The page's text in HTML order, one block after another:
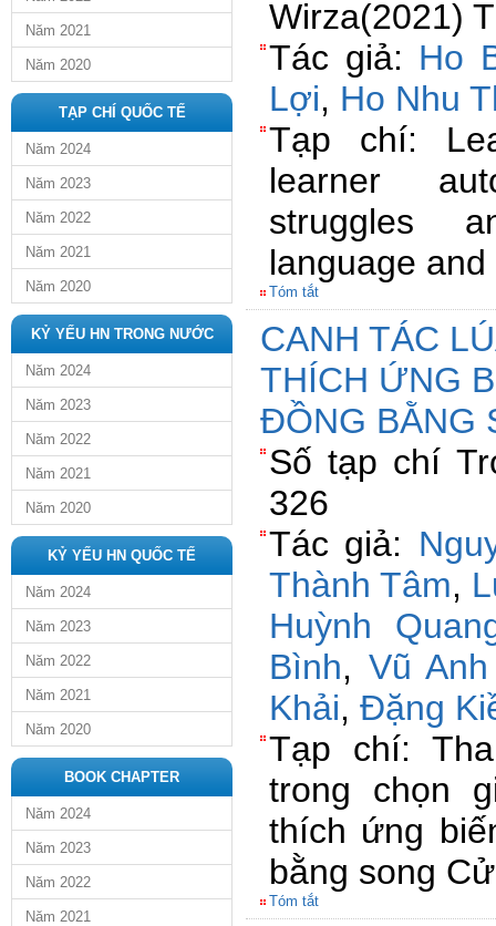
Năm 2021
Năm 2020
TẠP CHÍ QUỐC TẾ
Năm 2024
Năm 2023
Năm 2022
Năm 2021
Năm 2020
KỶ YẾU HN TRONG NƯỚC
Năm 2024
Năm 2023
Năm 2022
Năm 2021
Năm 2020
KỶ YẾU HN QUỐC TẾ
Năm 2024
Năm 2023
Năm 2022
Năm 2021
Năm 2020
BOOK CHAPTER
Năm 2024
Năm 2023
Năm 2022
Năm 2021
Wirza(2021)
Tác giả: Ho
Lợi, Ho Nhu
Tạp chí:
learner
struggles
language
Tóm tắt
CANH TÁC
THÍCH ỨNG
ĐỒNG BẰNG
Số tạp chí
326
Tác giả:
Thành Tâm,
Huỳnh
Bình, Vũ
Khải, Đặng
Tạp chí:
trong chọn
thích ứng
bằng song
Tóm tắt